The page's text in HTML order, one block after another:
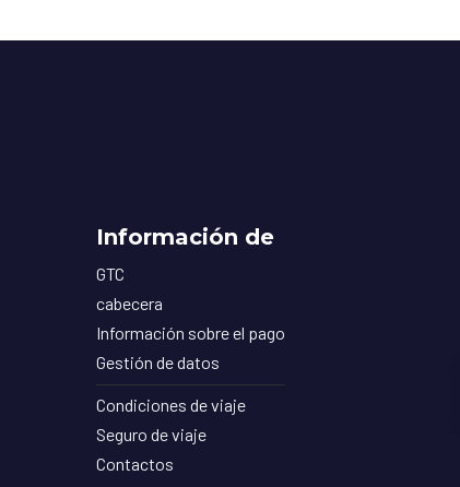
Información de
GTC
cabecera
Información sobre el pago
Gestión de datos
Condiciones de viaje
Seguro de viaje
Contactos